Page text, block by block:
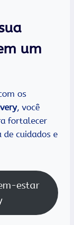
um
os
, você
fortalecer
cuidados e
estar